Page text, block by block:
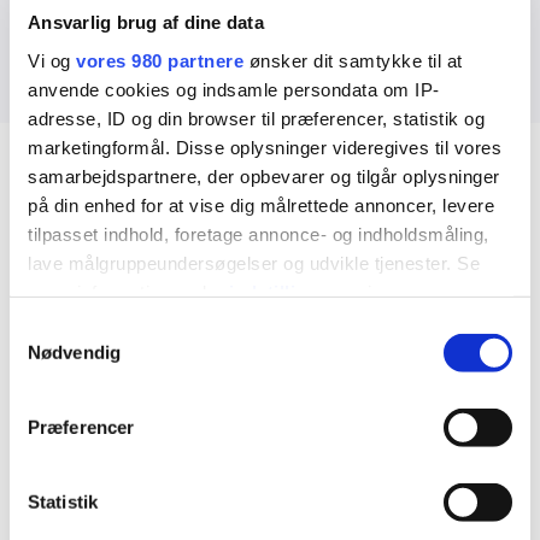
Ansvarlig brug af dine data
Vi og vores 980 partnere ønsker dit samtykke til at
anvende cookies og indsamle persondata om IP-
adresse, ID og din browser til præferencer, statistik og
marketingformål. Disse oplysninger videregives til vores
samarbejdspartnere, der opbevarer og tilgår oplysninger
på din enhed for at vise dig målrettede annoncer, levere
tilpasset indhold, foretage annonce- og indholdsmåling,
lave målgruppeundersøgelser og udvikle tjenester. Se
tilbage eller ændre indstillinger fra vores
"Cookiedeklaration", eller ved at trykke på "Privacy
Nødvendig
Præferencer
Statistik
29369312
Åbningstider for administrationen
Børnehaven
08:00 - 14:30
08:00 - 14:30